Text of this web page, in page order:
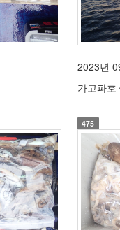
2023년
가고파호
475